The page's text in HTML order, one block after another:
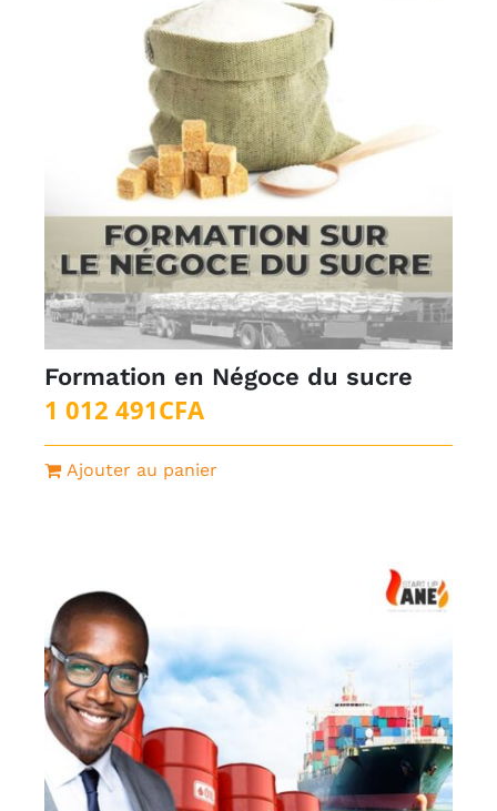
Formation en Négoce du sucre
1 012 491CFA
Ajouter au panier